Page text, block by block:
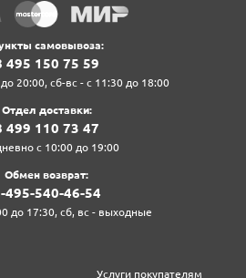
самовывоза:
4‍9‍5‍ 1‍5‍0‍ 7‍5‍ 5‍9‍
20:00, сб-вс - с 11:30 до 18:00
Отдел доставки:
4‍9‍9‍ 1‍1‍0‍ 7‍3‍ 4‍7‍
с 10:00 до 19:00
Обмен возврат:
4‍9‍5‍-5‍4‍0‍-4‍6‍-5‍4‍
до 17:30, сб, вс - выходные
Услуги покупателям